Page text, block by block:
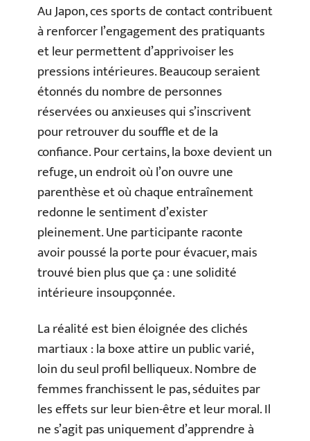
Au Japon, ces sports de contact contribuent
à renforcer l’engagement des pratiquants
et leur permettent d’apprivoiser les
pressions intérieures. Beaucoup seraient
étonnés du nombre de personnes
réservées ou anxieuses qui s’inscrivent
pour retrouver du souffle et de la
confiance. Pour certains, la boxe devient un
refuge, un endroit où l’on ouvre une
parenthèse et où chaque entraînement
redonne le sentiment d’exister
pleinement. Une participante raconte
avoir poussé la porte pour évacuer, mais
trouvé bien plus que ça : une solidité
intérieure insoupçonnée.
La réalité est bien éloignée des clichés
martiaux : la boxe attire un public varié,
loin du seul profil belliqueux. Nombre de
femmes franchissent le pas, séduites par
les effets sur leur bien-être et leur moral. Il
ne s’agit pas uniquement d’apprendre à